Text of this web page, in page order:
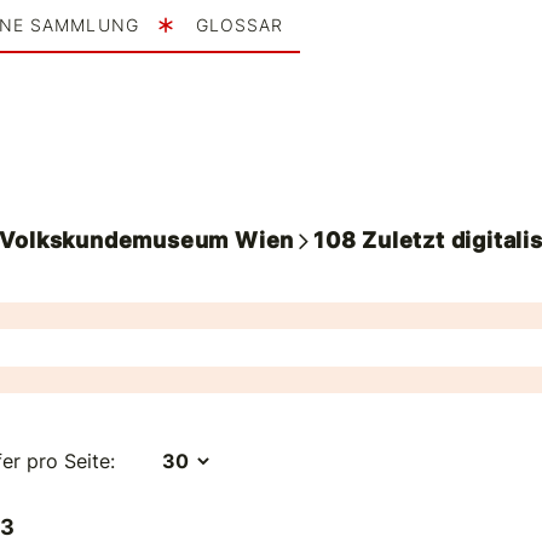
SAMMLUNG GLOSSAR
Wien 108 Zuletzt
pro Seite: